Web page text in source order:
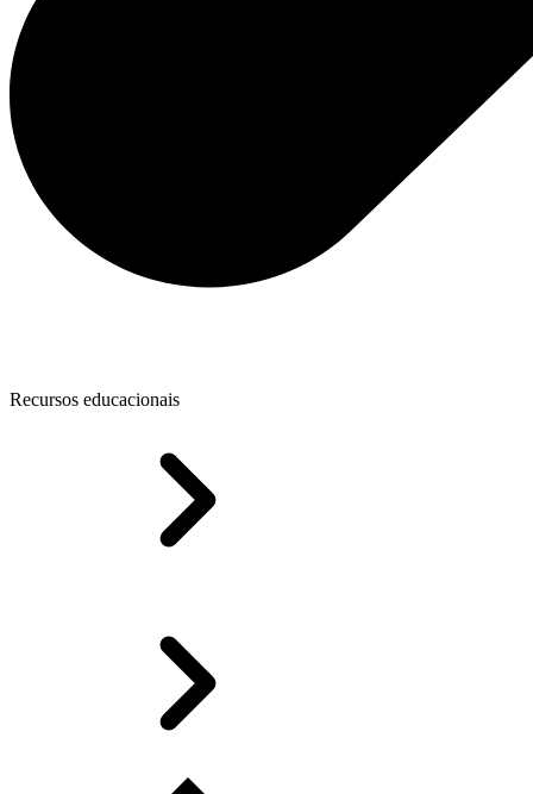
Recursos educacionais